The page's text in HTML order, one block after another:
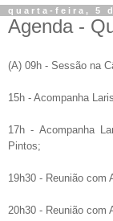
quarta-feira, 5
Agenda -
(A) 09h - Sessão na
15h - Acompanha
17h - Acompanha
Pintos;
19h30 - Reunião com
20h30 - Reunião com